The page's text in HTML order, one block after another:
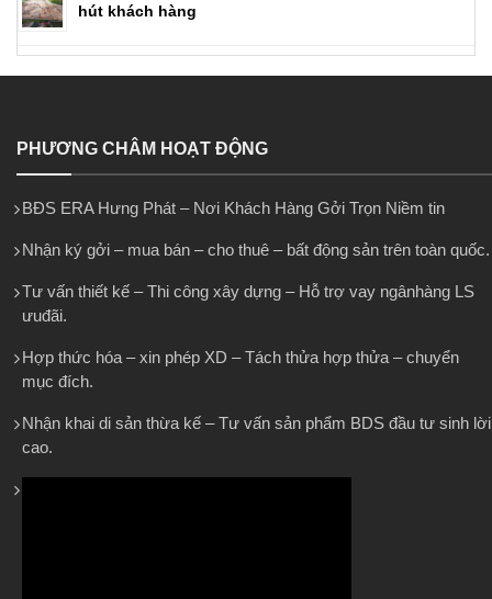
hút khách hàng
PHƯƠNG CHÂM HOẠT ĐỘNG
BĐS ERA Hưng Phát – Nơi Khách Hàng Gởi Trọn Niềm tin
Nhận ký gởi – mua bán – cho thuê – bất động sản trên toàn quốc.
Tư vấn thiết kế – Thi công xây dựng – Hỗ trợ vay ngânhàng LS
ưuđãi.
Hợp thức hóa – xin phép XD – Tách thửa hợp thửa – chuyển
mục đích.
Nhận khai di sản thừa kế – Tư vấn sản phẩm BDS đầu tư sinh lời
cao.